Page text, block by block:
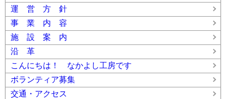
運 営 方 針
事 業 内 容
施 設 案 内
沿 革
こんにちは！ なかよし工房です
ボランティア募集
交通・アクセス